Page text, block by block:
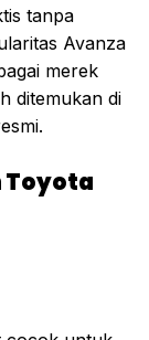
tanpa
Avanza
merek
ditemukan di
Toyota